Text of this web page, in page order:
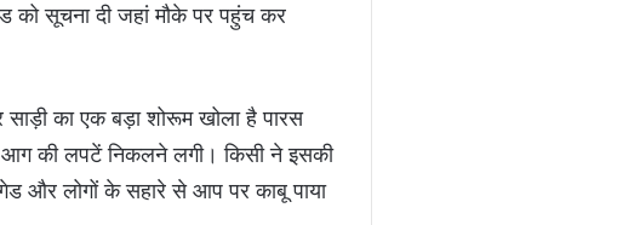
को सूचना दी जहां मौके पर पहुंच कर
साड़ी का एक बड़ा शोरूम खोला है पारस
की लपटें निकलने लगी। किसी ने इसकी
और लोगों के सहारे से आप पर काबू पाया